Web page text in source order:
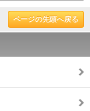
ページの先頭へ戻る